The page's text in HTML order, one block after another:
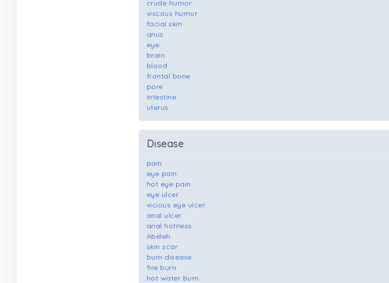
crude humor
viscous humor
facial skin
anus
eye
brain
blood
frontal bone
pore
intestine
uterus
Disease
pain
eye pain
hot eye pain
eye ulcer
vicious eye ulcer
anal ulcer
anal hotness
Abeleh
skin scar
burn disease
fire burn
hot water burn